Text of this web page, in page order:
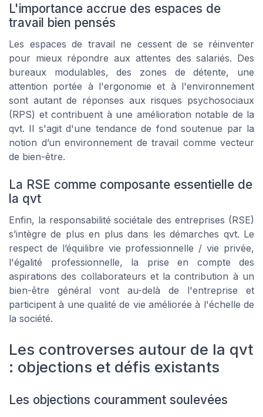
L'importance accrue des espaces de
travail bien pensés
Les espaces de travail ne cessent de se réinventer
pour mieux répondre aux attentes des salariés. Des
bureaux modulables, des zones de détente, une
attention portée à l'ergonomie et à l'environnement
sont autant de réponses aux risques psychosociaux
(RPS) et contribuent à une amélioration notable de la
qvt. Il s'agit d'une tendance de fond soutenue par la
notion d’un environnement de travail comme vecteur
de bien-être.
La RSE comme composante essentielle de
la qvt
Enfin, la responsabilité sociétale des entreprises (RSE)
s’intègre de plus en plus dans les démarches qvt. Le
respect de l’équilibre vie professionnelle / vie privée,
l'égalité professionnelle, la prise en compte des
aspirations des collaborateurs et la contribution à un
bien-être général vont au-delà de l'entreprise et
participent à une qualité de vie améliorée à l'échelle de
la société.
Les controverses autour de la qvt
: objections et défis existants
Les objections couramment soulevées